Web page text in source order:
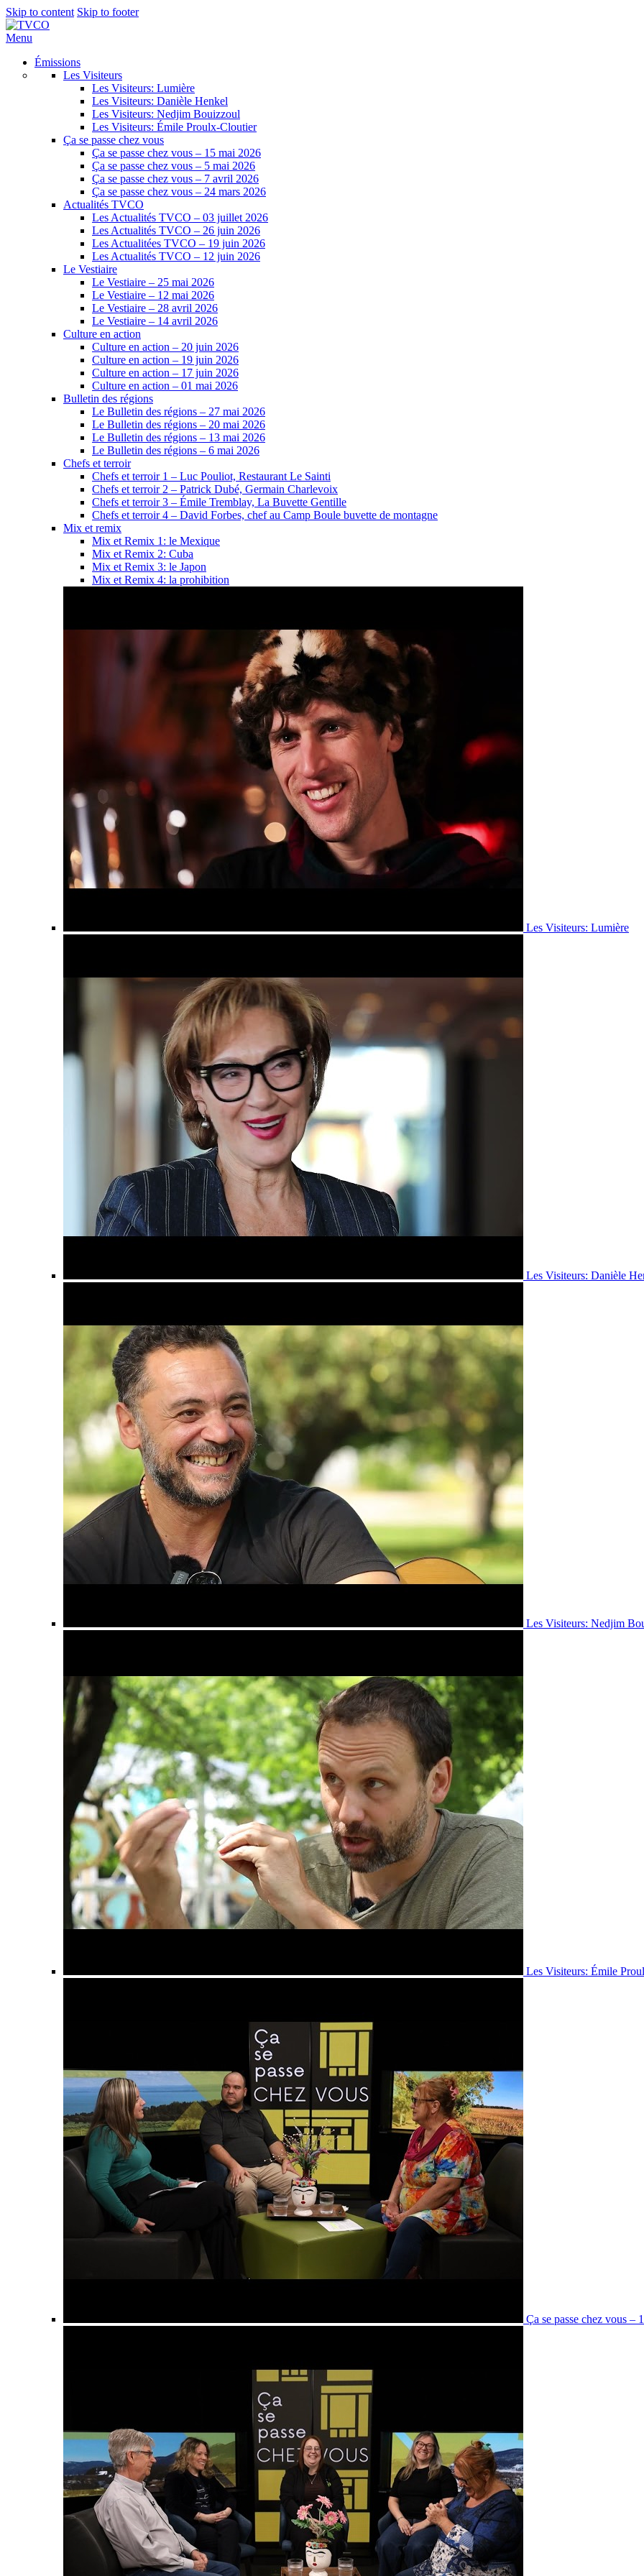
Skip to content Skip to footer
Menu
Émissions
Les Visiteurs
Les Visiteurs: Lumière
Les Visiteurs: Danièle Henkel
Les Visiteurs: Nedjim Bouizzoul
Les Visiteurs: Émile Proulx-Cloutier
Ça se passe chez vous
Ça se passe chez vous – 15 mai 2026
Ça se passe chez vous – 5 mai 2026
Ça se passe chez vous – 7 avril 2026
Ça se passe chez vous – 24 mars 2026
Actualités TVCO
Les Actualités TVCO – 03 juillet 2026
Les Actualités TVCO – 26 juin 2026
Les Actualitées TVCO – 19 juin 2026
Les Actualités TVCO – 12 juin 2026
Le Vestiaire
Le Vestiaire – 25 mai 2026
Le Vestiaire – 12 mai 2026
Le Vestiaire – 28 avril 2026
Le Vestiaire – 14 avril 2026
Culture en action
Culture en action – 20 juin 2026
Culture en action – 19 juin 2026
Culture en action – 17 juin 2026
Culture en action – 01 mai 2026
Bulletin des régions
Le Bulletin des régions – 27 mai 2026
Le Bulletin des régions – 20 mai 2026
Le Bulletin des régions – 13 mai 2026
Le Bulletin des régions – 6 mai 2026
Chefs et terroir
Chefs et terroir 1 – Luc Pouliot, Restaurant Le Sainti
Chefs et terroir 2 – Patrick Dubé, Germain Charlevoix
Chefs et terroir 3 – Émile Tremblay, La Buvette Gentille
Chefs et terroir 4 – David Forbes, chef au Camp Boule buvette de montagne
Mix et remix
Mix et Remix 1: le Mexique
Mix et Remix 2: Cuba
Mix et Remix 3: le Japon
Mix et Remix 4: la prohibition
Les Visiteurs: Lumière
Les Visiteurs: Danièle
Les Visiteurs: Nedjim
Les Visiteurs: Émile
Ça se passe chez vous –